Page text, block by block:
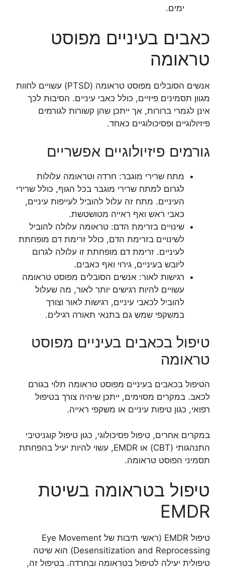
ימים.
כאבים בעיניים מפוסט
טראומה
אנשים הסובלים מפוסט טראומה (PTSD) עשויים לחוות
מגוון תסמינים פיזיים, כולל כאבי עיניים. הסיבות לכך
אינן לגמרי ברורות, אך ייתכן שהן קשורות לגורמים
פיזיולוגיים ופסיכולוגיים כאחד.
גורמים פיזיולוגיים אפשריים
מתח שרירי מוגבר: חרדה וטראומה עלולות
לגרום למתח שרירי מוגבר בכל הגוף, כולל שרירי
העיניים. מתח זה עלול להוביל לעייפות עיניים,
כאבי ראש ואף ראייה מטושטשת.
שינויים בזרימת הדם: טראומה עלולה להוביל
לשינויים בזרימת הדם, כולל זרימת דם מופחתת
לעיניים. זרימת דם מופחתת זו עלולה לגרום
ליובש בעיניים, גירוי ואף כאבים.
רגישות לאור: אנשים הסובלים מפוסט טראומה
עשויים להיות רגישים יותר לאור, מה שעלול
להוביל לכאבי עיניים, רגישות לאור וצורך
במשקפי שמש גם בתנאי תאורה רגילים.
טיפול בכאבים בעיניים מפוסט
טראומה
הטיפול בכאבים בעיניים מפוסט טראומה תלוי בגורם
לכאב. במקרים מסוימים, ייתכן שיהיה צורך בטיפול
רפואי, כגון טיפות עיניים או משקפי ראייה.
במקרים אחרים, טיפול פסיכולוגי, כגון טיפול קוגניטיבי
התנהגותי (CBT) או EMDR, עשוי להיות יעיל בהפחתת
תסמיני הפוסט טראומה.
טיפול בטראומה בשיטת
EMDR
טיפול EMDR (ראשי תיבות של Eye Movement
Desensitization and Reprocessing) הוא שיטה
טיפולית יעילה לטיפול בטראומה ובחרדה. בטיפול זה,